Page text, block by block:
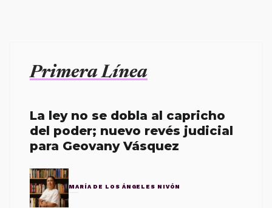
Primera Línea
La ley no se dobla al capricho
del poder; nuevo revés judicial
para Geovany Vásquez
MARÍA DE LOS ÁNGELES NIVÓN